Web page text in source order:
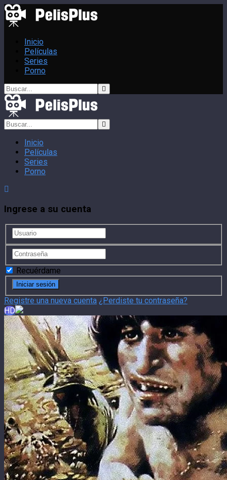
Inicio
Películas
Series
Porno
Inicio
Películas
Series
Porno
Ingrese a su cuenta
Recuérdame
Registre una nueva cuenta ¿Perdiste tu contraseña?
HD